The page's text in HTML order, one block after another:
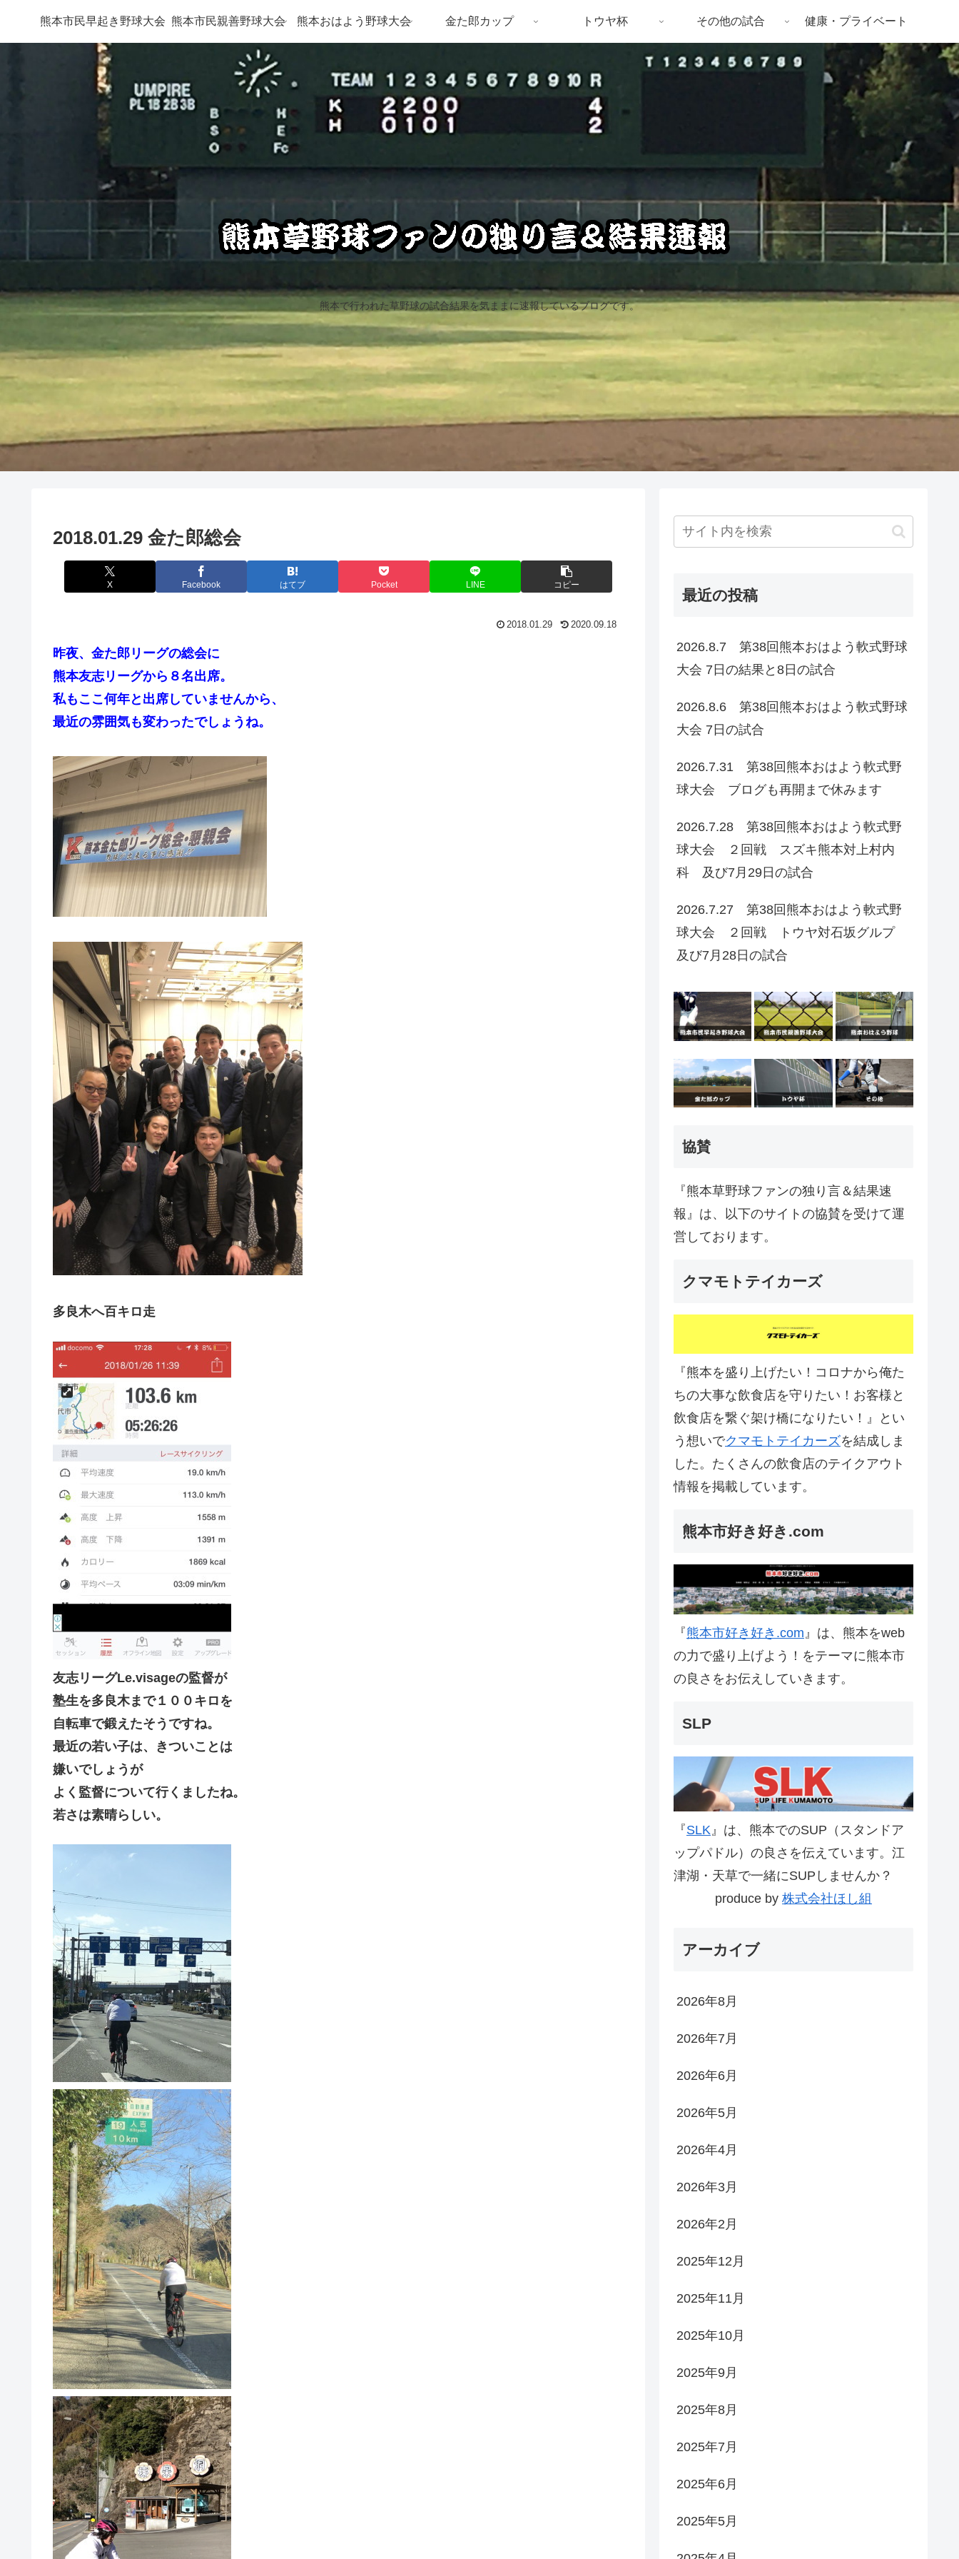
熊本で行われた草野球の試合結果を気ままに速報しているブログです。
熊本市民早起き野球大会 熊本市民親善野球大会 熊本おはよう野球大会 金た郎カップ トウヤ杯 その他の試合 健康・プライベート
2018.01.29 金た郎総会
X Facebook はてブ Pocket LINE コピー
2018.01.29 2020.09.18
昨夜、金た郎リーグの総会に
熊本友志リーグから８名出席。
私もここ何年と出席していませんから、
最近の雰囲気も変わったでしょうね。
多良木へ百キロ走
友志リーグLe.visageの監督が
塾生を多良木まで１００キロを
自転車で鍛えたそうですね。
最近の若い子は、きついことは
嫌いでしょうが
よく監督について行くましたね。
若さは素晴らしい。
最近の投稿
2026.8.7 第38回熊本おはよう軟式野球
大会 7日の結果と8日の試合
2026.8.6 第38回熊本おはよう軟式野球
大会 7日の試合
2026.7.31 第38回熊本おはよう軟式野
球大会 ブログも再開まで休みます
2026.7.28 第38回熊本おはよう軟式野
球大会 ２回戦 スズキ熊本対上村内
科 及び7月29日の試合
2026.7.27 第38回熊本おはよう軟式野
球大会 ２回戦 トウヤ対石坂グルプ
及び7月28日の試合
協賛
『熊本草野球ファンの独り言＆結果速
報』は、以下のサイトの協賛を受けて運
営しております。
クマモトテイカーズ
『熊本を盛り上げたい！コロナから俺た
ちの大事な飲食店を守りたい！お客様と
飲食店を繋ぐ架け橋になりたい！』とい
う想いでクマモトテイカーズを結成しま
した。たくさんの飲食店のテイクアウト
情報を掲載しています。
熊本市好き好き.com
『熊本市好き好き.com 』は、熊本をweb
の力で盛り上げよう！をテーマに熊本市
の良さをお伝えしていきます。
SLP
『SLK 』は、熊本でのSUP（スタンドア
ップパドル）の良さを伝えています。江
津湖・天草で一緒にSUPしませんか？
produce by 株式会社ほし組
アーカイブ
2026年8月
2026年7月
2026年6月
2026年5月
2026年4月
2026年3月
2026年2月
2025年12月
2025年11月
2025年10月
2025年9月
2025年8月
2025年7月
2025年6月
2025年5月